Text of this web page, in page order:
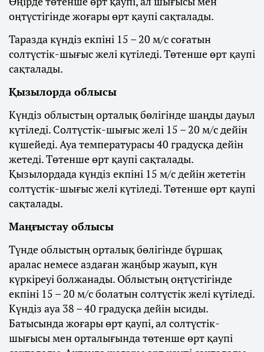
оңтүстігінде жоғары өрт қаупі сақталады.
Таразда күндіз екпіні 15 – 20 м/с соғатын
солтүстік-шығыс желі күтіледі. Төтенше өрт қаупі
сақталады.
Қызылорда облысы
Күндіз облыстың орталық бөлігінде шаңды дауыл
күтіледі. Солтүстік-шығыс желі 15 – 20 м/с дейін
күшейеді. Ауа температурасы 40 градусқа дейін
жетеді. Төтенше өрт қаупі сақталады.
Қызылордада күндіз екпіні 15 м/с дейін жететін
солтүстік-шығыс желі күтіледі. Төтенше өрт қаупі
сақталады.
Маңғыстау облысы
Түнде облыстың орталық бөлігінде бұршақ
аралас немесе аздаған жаңбыр жауып, күн
күркіреуі болжанады. Облыстың оңтүстігінде
екпіні 15 – 20 м/с болатын солтүстік желі күтіледі.
Күндіз ауа 38 – 40 градусқа дейін ысиды.
Батысында жоғары өрт қаупі, ал солтүстік-
шығысы мен орталығында төтенше өрт қаупі